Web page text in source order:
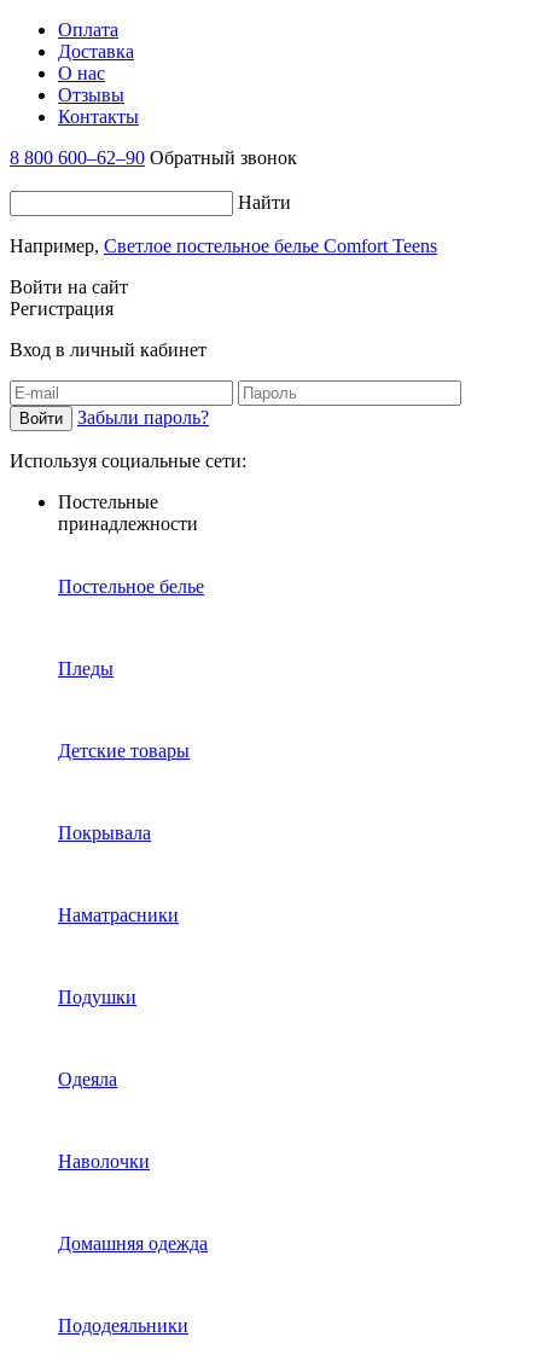
Оплата
Доставка
О нас
Отзывы
Контакты
8 800 600–62–90 Обратный звонок
Найти
Например, Светлое постельное белье Comfort Teens
Войти на сайт
Регистрация
Вход в личный кабинет
Забыли пароль?
Используя социальные сети:
Постельные
принадлежности
Постельное белье
Пледы
Детские товары
Покрывала
Наматрасники
Подушки
Одеяла
Наволочки
Домашняя одежда
Пододеяльники